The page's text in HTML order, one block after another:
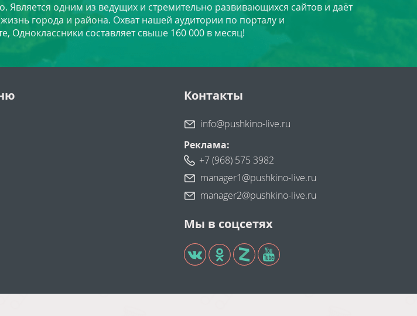
одним из ведущих и стремительно развивающихся сайтов и даёт
города и района. Охват нашей аудитории по порталу и
Одноклассники составляет свыше 160 000 в месяц!
Контакты
info@pushkino-live.ru
Реклама:
+7 (968) 575 3982
manager1@pushkino-live.ru
manager2@pushkino-live.ru
Мы в соцсетях